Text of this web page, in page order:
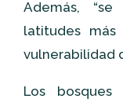
Además,
latitudes
vulnerabilidad
Los bosques